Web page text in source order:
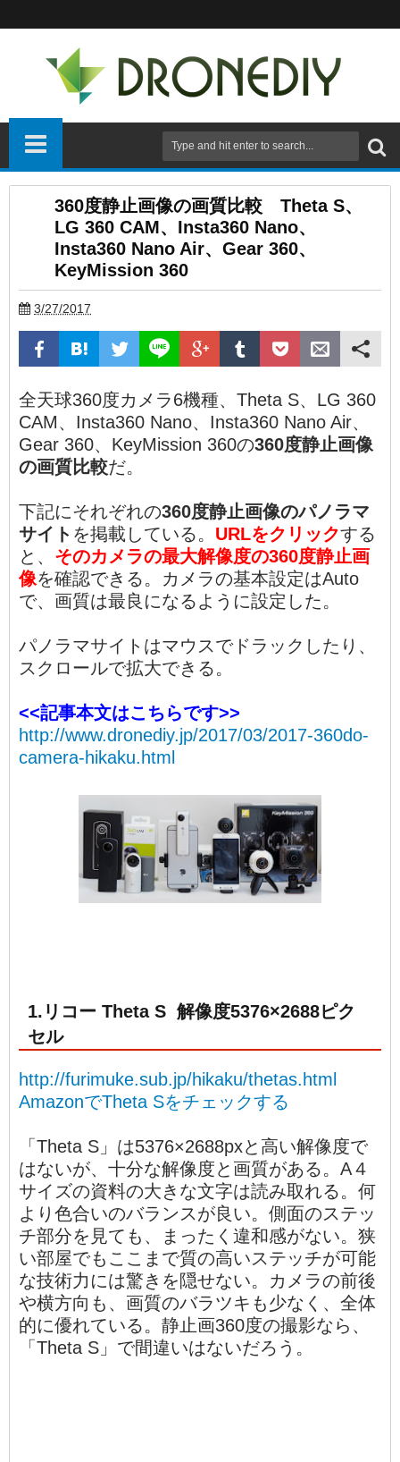
360度静止画像の画質比較 Theta S、
LG 360 CAM、Insta360 Nano、
Insta360 Nano Air、Gear 360、
KeyMission 360
3/27/2017
全天球360度カメラ6機種、Theta S、LG 360
CAM、Insta360 Nano、Insta360 Nano Air、
Gear 360、KeyMission 360の360度静止画像
の画質比較だ。
下記にそれぞれの360度静止画像のパノラマ
サイト を掲載している。 URLをクリックする
と、 そのカメラの最大解像度の360度静止画
像を確認できる。カメラの基本設定はAuto
で、画質は最良になるように設定した。
パノラマサイトはマウスでドラックしたり、
スクロールで拡大できる。
<<記事本文はこちらです>>
http://www.dronediy.jp/2017/03/2017-360do-
camera-hikaku.html
1.リコー Theta S 解像度5376×2688ピク
セル
http://furimuke.sub.jp/hikaku/thetas.html
AmazonでTheta Sをチェックする
「Theta S」は5376×2688pxと高い解像度で
はないが、十分な解像度と画質がある。A４
サイズの資料の大きな文字は読み取れる。何
より色合いのバランスが良い。側面のステッ
チ部分を見ても、まったく違和感がない。狭
い部屋でもここまで質の高いステッチが可能
な技術力には驚きを隠せない。カメラの前後
や横方向も、画質のバラツキも少なく、全体
的に優れている。静止画360度の撮影なら、
「Theta S」で間違いはないだろう。